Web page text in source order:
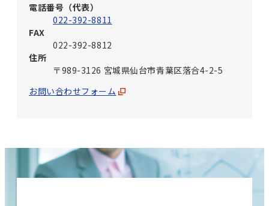
電話番号（代表）
022-392-8811
FAX
022-392-8812
住所
〒989-3126 宮城県仙台市青葉区落合4-2-5
お問い合わせフォーム